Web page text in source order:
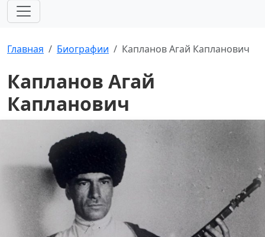
Главная Биографии Капланов Агай Капланович
Капланов Агай
Капланович